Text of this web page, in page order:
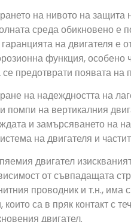
на нивото на защита
среда обикновено е
на двигателя е
функция, особено
се предотврати появата на
на надеждността на
на вертикалния
и замърсяването на
на двигателя и
двигател
от съвпадащата
проводник и т.н., има
които са в пряк контакт с
двигател.